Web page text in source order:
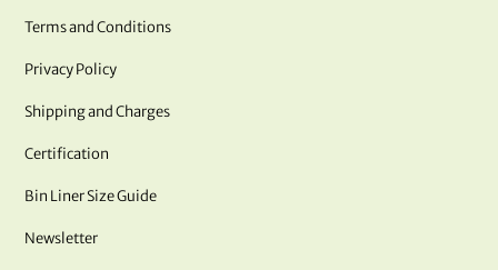
Terms and Conditions
Privacy Policy
Shipping and Charges
Certification
Bin Liner Size Guide
Newsletter